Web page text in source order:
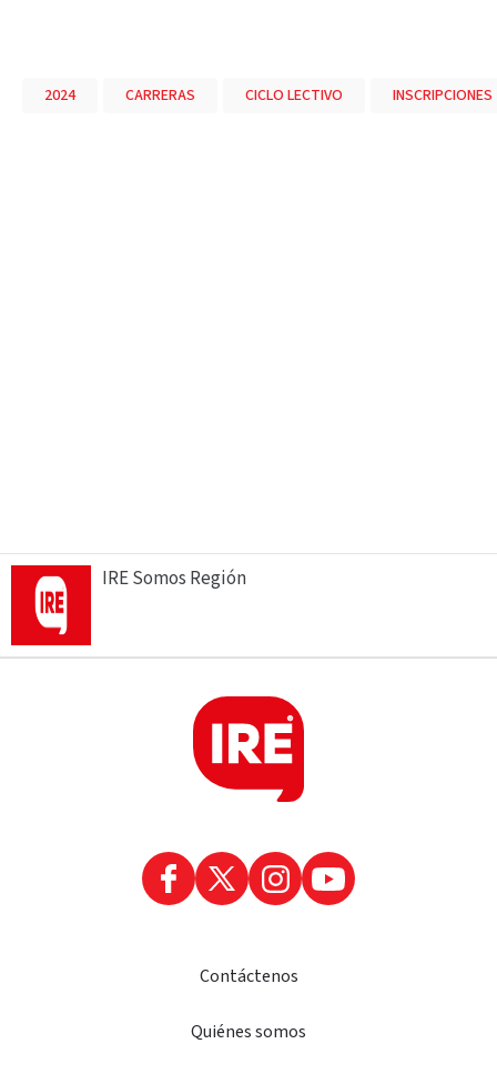
2024 CARRERAS CICLO LECTIVO INSCRIPCIONES
IRE Somos Región
Contáctenos
Quiénes somos